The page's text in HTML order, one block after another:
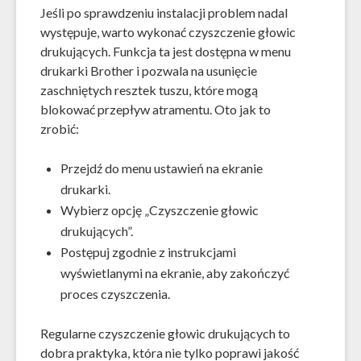
Jeśli po sprawdzeniu instalacji problem nadal
występuje, warto wykonać czyszczenie głowic
drukujących. Funkcja ta jest dostępna w menu
drukarki Brother i pozwala na usunięcie
zaschniętych resztek tuszu, które mogą
blokować przepływ atramentu. Oto jak to
zrobić:
Przejdź do menu ustawień na ekranie
drukarki.
Wybierz opcję „Czyszczenie głowic
drukujących”.
Postępuj zgodnie z instrukcjami
wyświetlanymi na ekranie, aby zakończyć
proces czyszczenia.
Regularne czyszczenie głowic drukujących to
dobra praktyka, która nie tylko poprawi jakość